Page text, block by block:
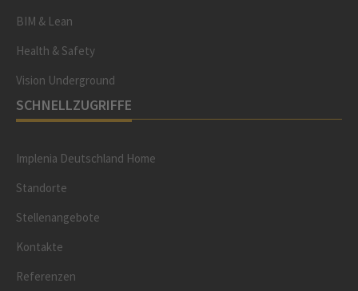
BIM & Lean
Health & Safety
Vision Underground
SCHNELLZUGRIFFE
Implenia Deutschland Home
Standorte
Stellenangebote
Kontakte
Referenzen